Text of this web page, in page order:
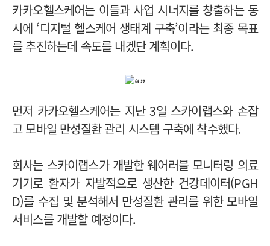
카카오헬스케어는 이들과 사업 시너지를 창출하는 동
시에 ‘디지털 헬스케어 생태계 구축’이라는 최종 목표
를 추진하는데 속도를 내겠단 계획이다.
먼저 카카오헬스케어는 지난 3일 스카이랩스와 손잡
고 모바일 만성질환 관리 시스템 구축에 착수했다.
회사는 스카이랩스가 개발한 웨어러블 모니터링 의료
기기로 환자가 자발적으로 생산한 건강데이터(PGH
D)를 수집 및 분석해서 만성질환 관리를 위한 모바일
서비스를 개발할 예정이다.